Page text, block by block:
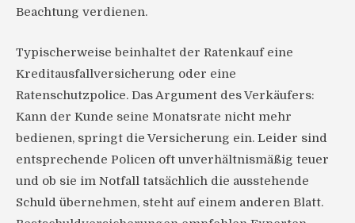
Beachtung verdienen.
Typischerweise beinhaltet der Ratenkauf eine
Kreditausfallversicherung oder eine
Ratenschutzpolice. Das Argument des Verkäufers:
Kann der Kunde seine Monatsrate nicht mehr
bedienen, springt die Versicherung ein. Leider sind
entsprechende Policen oft unverhältnismäßig teuer
und ob sie im Notfall tatsächlich die ausstehende
Schuld übernehmen, steht auf einem anderen Blatt.